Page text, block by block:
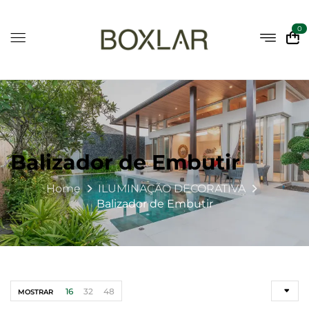
0
Balizador de Embutir
Home
ILUMINAÇÃO DECORATIVA
Balizador de Embutir
MOSTRAR 16 32 48